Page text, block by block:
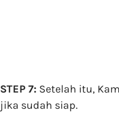
STEP 7: Setelah itu,
jika sudah siap.